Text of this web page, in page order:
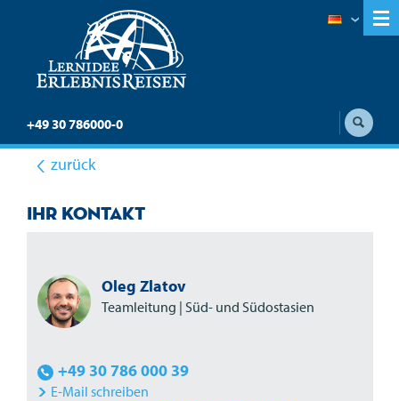
+49 30 786000-0
zurück
Ihr Kontakt
Oleg Zlatov
Teamleitung | Süd- und Südostasien
+49 30 786 000 39
E-Mail schreiben